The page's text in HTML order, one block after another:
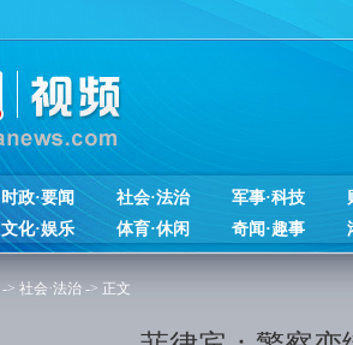
时政·要闻 社会·法治 军事·科技
文化·娱乐
体育·休闲 奇闻·趣事
-> 社会·法治 -> 正文